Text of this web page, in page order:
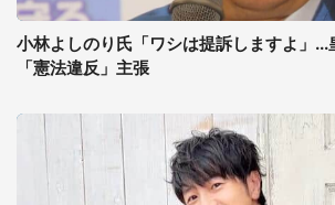
小林よしのり氏「ワシは提訴しますよ」...
「憲法違反」主張